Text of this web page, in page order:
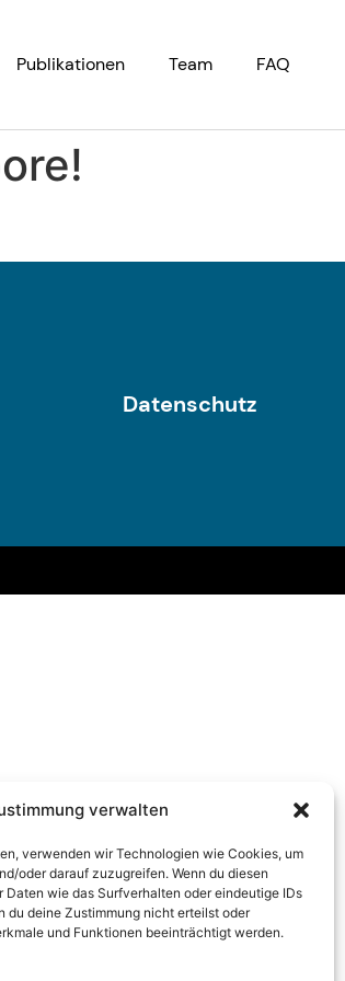
verwalten
verwenden wir Technologien wie Cookies, um
oder darauf zuzugreifen. Wenn du diesen
wie das Surfverhalten oder eindeutige IDs
du deine Zustimmung nicht erteilst oder
und Funktionen beeinträchtigt werden.
Publikationen Team FAQ
Datenschutz